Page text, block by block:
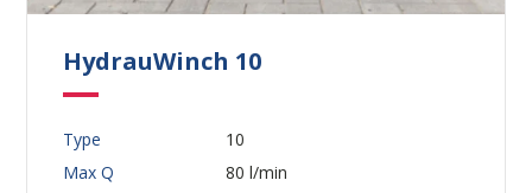
HydrauWinch 10
Type
10
Max Q
80 l/min